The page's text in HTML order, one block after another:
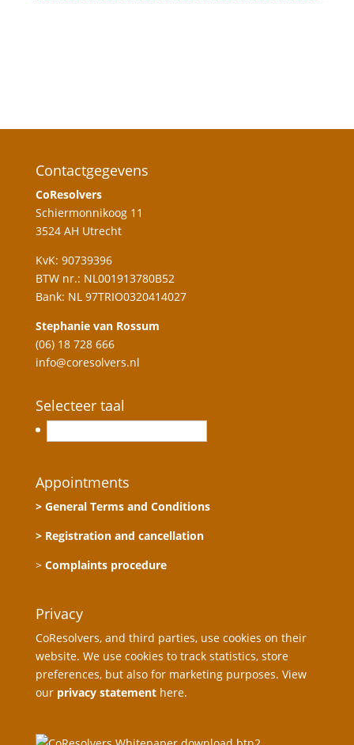
Contactgegevens
CoResolvers
Schiermonnikoog 11
3524 AH Utrecht
KvK: 90739396
BTW nr.: NL001913780B52
Bank: NL 97TRIO0320414027
Stephanie van Rossum
(06) 18 728 666
info@coresolvers.nl
Selecteer taal
Appointments
> General Terms and Conditions
> Registration and cancellation
> Complaints procedure
Privacy
CoResolvers, and third parties, use cookies on their
website. We use cookies to track statistics, store
preferences, but also for marketing purposes. View
our privacy statementhere.